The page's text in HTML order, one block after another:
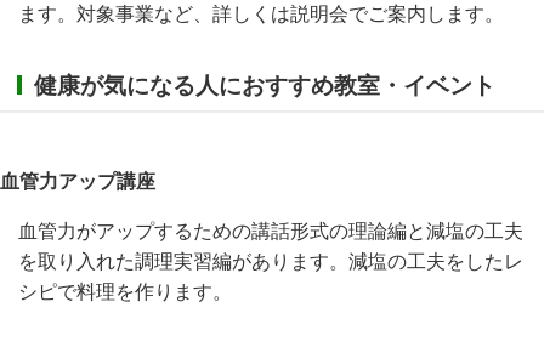
ます。対象事業など、詳しくは説明会でご案内します。
健康が気になる人におすすめ教室・イベント
血管力アップ講座
血管力がアップするための講話形式の理論編と減塩の工夫
を取り入れた調理実習編があります。減塩の工夫をしたレ
シピで料理を作ります。